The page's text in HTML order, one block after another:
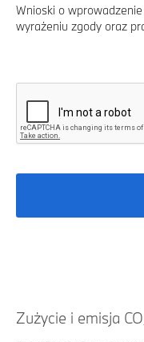
Wnioski o
wyrażeniu zgody oraz
Zużycie i emisja